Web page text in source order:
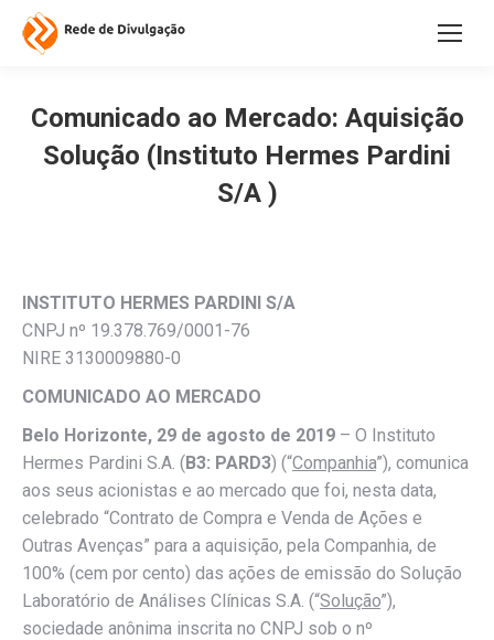
Comunicado ao Mercado: Aquisição
Solução (Instituto Hermes Pardini
S/A )
INSTITUTO HERMES PARDINI S/A
CNPJ nº 19.378.769/0001-76
NIRE 3130009880-0
COMUNICADO AO MERCADO
Belo Horizonte, 29 de agosto de 2019 – O Instituto
Hermes Pardini S.A. (B3: PARD3) (“Companhia”), comunica
aos seus acionistas e ao mercado que foi, nesta data,
celebrado “Contrato de Compra e Venda de Ações e
Outras Avenças” para a aquisição, pela Companhia, de
100% (cem por cento) das ações de emissão do Solução
Laboratório de Análises Clínicas S.A. (“Solução”),
sociedade anônima inscrita no CNPJ sob o nº